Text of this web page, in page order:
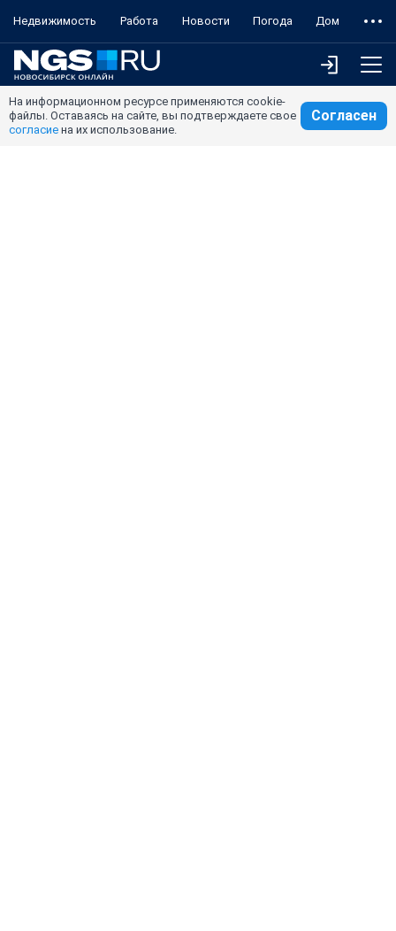
Недвижимость Работа Новости Погода Дом
На информационном ресурсе применяются cookie-
файлы. Оставаясь на сайте, вы подтверждаете свое
согласие на их использование.
Согласен